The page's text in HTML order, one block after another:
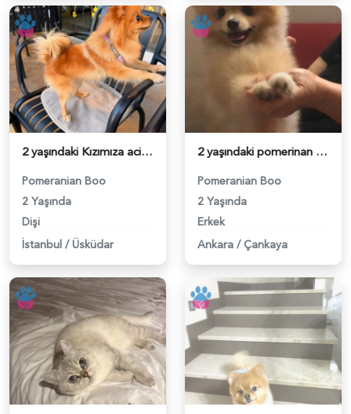
2 yaşındaki Kızımıza acil damat adayı arıyoruz - 118984608
Pomeranian Boo
2 Yaşında
Dişi
İstanbul / Üsküdar
2 yaşındaki pomerinan oğluma eş arıyoruz - 118984492
Pomeranian Boo
2 Yaşında
Erkek
Ankara / Çankaya